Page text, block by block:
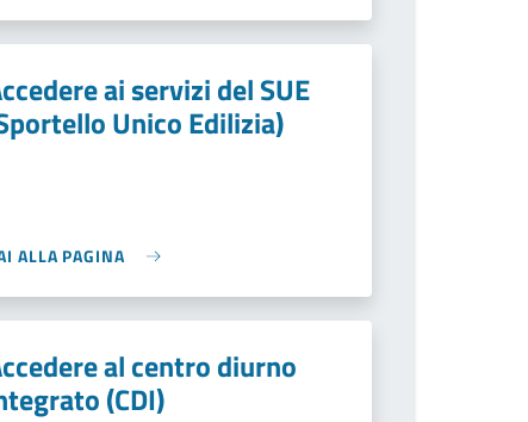
ai servizi del SUE
Unico Edilizia)
ALLA PAGINA
al centro diurno
(CDI)